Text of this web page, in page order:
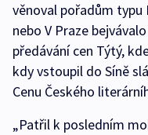
věnoval pořadům
nebo V Praze
předávání cen Týtý,
kdy vstoupil do Síně
Cenu Českého
„Patřil k posledním